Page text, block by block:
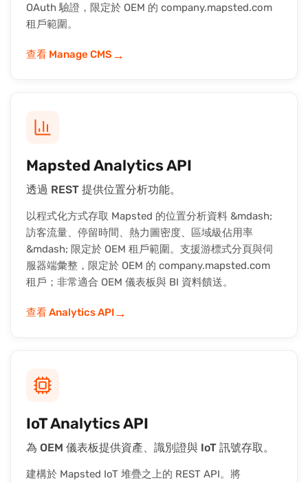
OAuth 驗證，限定於 OEM 的 company.mapsted.com
租戶範圍。
查看 Manage CMS →
Mapsted Analytics API
透過 REST 提供位置分析功能。
以程式化方式存取 Mapsted 的位置分析資料 &mdash;
訪客流量、停留時間、熱力圖密度、區域級佔用率
&mdash; 限定於 OEM 租戶範圍。支援游標式分頁與伺
服器端彙整，限定於 OEM 的 company.mapsted.com
租戶；非常適合 OEM 儀表板與 BI 資料饋送。
查看 Analytics API→
IoT Analytics API
為 OEM 儀表板提供資產、識別證與 IoT 訊號存取。
建構於 Mapsted IoT 堆疊之上的 REST API。將